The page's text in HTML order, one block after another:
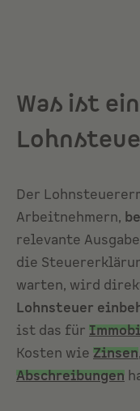
Was ist ein
Der
Arbeitnehmern,
relevante
die
warten, wird
Lohnsteuer
ist das für
Kosten wie Zinsen
Abschreibungen